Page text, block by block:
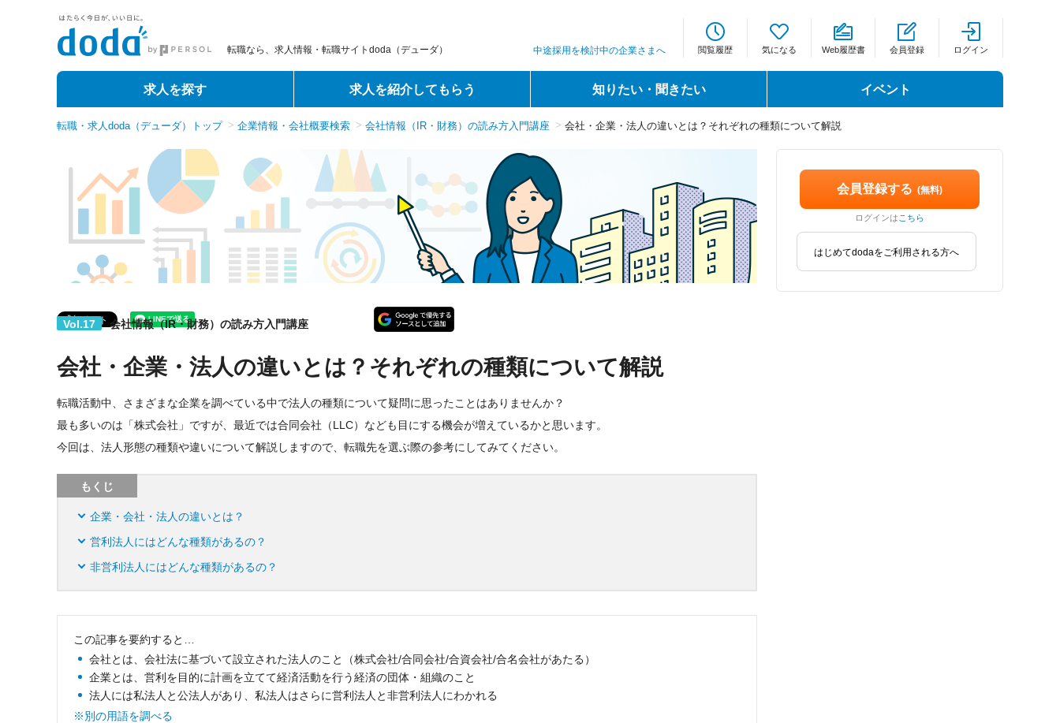
転職なら、求人情報・転職サイトdoda（デューダ） 閲覧履歴 気になる Web履歴書 会員登録 ログイン
中途採用を検討中の企業さまへ
求人を探す 求人を紹介してもらう 知りたい・聞きたい イベント
転職・求人doda（デューダ）トップ 企業情報・会社概要検索 会社情報（IR・財務）の読み方入門講座 会社・企業・法人の違いとは？それぞれの種類について解説
Vol.17 会社情報（IR・財務）の読み方入門講座
会社・企業・法人の違いとは？それぞれの種類について解説
転職活動中、さまざまな企業を調べている中で法人の種類について疑問に思ったことはありませんか？
最も多いのは「株式会社」ですが、最近では合同会社（LLC）なども目にする機会が増えているかと思います。
今回は、法人形態の種類や違いについて解説しますので、転職先を選ぶ際の参考にしてみてください。
もくじ
企業・会社・法人の違いとは？
営利法人にはどんな種類があるの？
非営利法人にはどんな種類があるの？
この記事を要約すると…
会社とは、会社法に基づいて設立された法人のこと（株式会社/合同会社/合資会社/合名会社があたる）
企業とは、営利を目的に計画を立てて経済活動を行う経済の団体・組織のこと
法人には私法人と公法人があり、私法人はさらに営利法人と非営利法人にわかれる
※別の用語を調べる
会員登録する (無料)
ログインは こちら
はじめてdodaをご利用される方へ